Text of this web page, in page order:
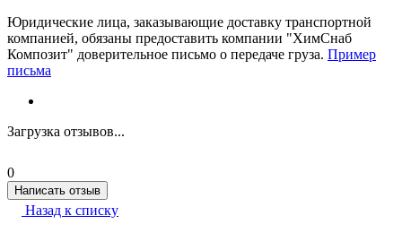
Юридические лица, заказывающие доставку транспортной
компанией, обязаны предоставить компании "ХимСнаб
Композит" доверительное письмо о передаче груза. Пример
письма
Загрузка отзывов...
0
Написать отзыв
Назад к списку